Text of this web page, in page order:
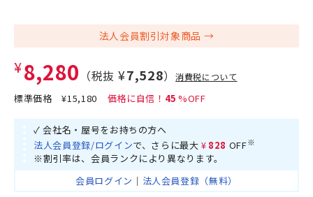
法人会員割引対象商品
¥8,280 （税抜 ¥7,528）消費税について
標準価格¥15,180 45
✓ 会社名・屋号をお持ちの方へ
法人会員登録/ログインで、さらに最大 ¥828 OFF※
※割引率は、会員ランクにより異なります。
会員ログイン ｜ 法人会員登録（無料）